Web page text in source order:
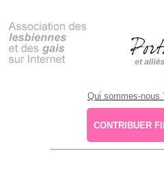
Qui sommes-nous
CONTRIBUER